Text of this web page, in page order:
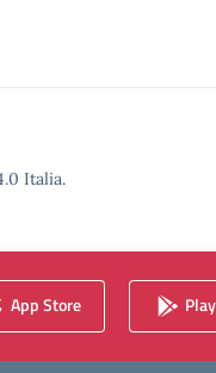
Italia.
App Store